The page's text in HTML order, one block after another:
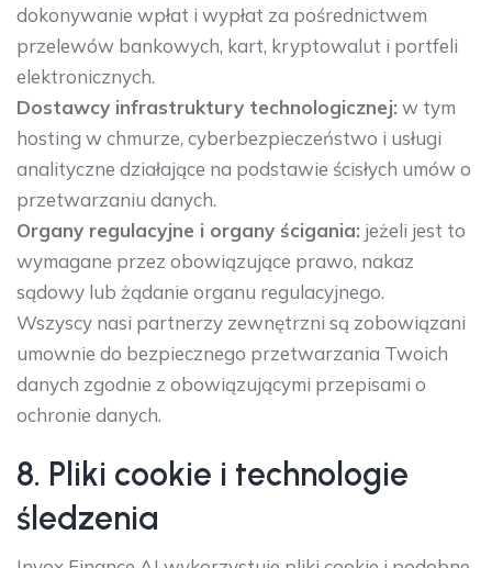
dokonywanie wpłat i wypłat za pośrednictwem
przelewów bankowych, kart, kryptowalut i portfeli
elektronicznych.
Dostawcy infrastruktury technologicznej: w tym
hosting w chmurze, cyberbezpieczeństwo i usługi
analityczne działające na podstawie ścisłych umów o
przetwarzaniu danych.
Organy regulacyjne i organy ścigania: jeżeli jest to
wymagane przez obowiązujące prawo, nakaz
sądowy lub żądanie organu regulacyjnego.
Wszyscy nasi partnerzy zewnętrzni są zobowiązani
umownie do bezpiecznego przetwarzania Twoich
danych zgodnie z obowiązującymi przepisami o
ochronie danych.
8. Pliki cookie i technologie
śledzenia